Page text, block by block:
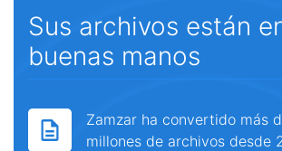
Sus archivos están
buenas manos
Zamzar ha convertido más
millones de archivos desde